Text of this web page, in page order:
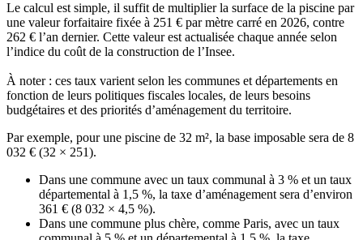
Le calcul est simple, il suffit de multiplier la surface de la piscine par
une valeur forfaitaire fixée à 251 € par mètre carré en 2026, contre
262 € l’an dernier. Cette valeur est actualisée chaque année selon
l’indice du coût de la construction de l’Insee.
À noter : ces taux varient selon les communes et départements en
fonction de leurs politiques fiscales locales, de leurs besoins
budgétaires et des priorités d’aménagement du territoire.
Par exemple, pour une piscine de 32 m², la base imposable sera de 8
032 € (32 × 251).
Dans une commune avec un taux communal à 3 % et un taux
départemental à 1,5 %, la taxe d’aménagement sera d’environ
361 € (8 032 × 4,5 %).
Dans une commune plus chère, comme Paris, avec un taux